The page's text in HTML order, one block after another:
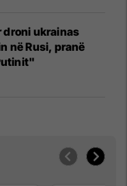
droni ukrainas
në Rusi, pranë